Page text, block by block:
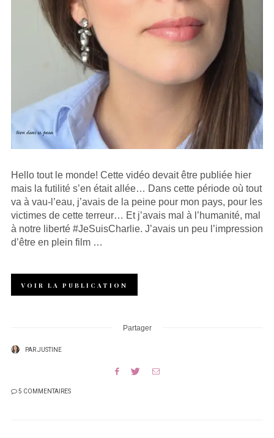
Hello tout le monde! Cette vidéo devait être publiée hier
mais la futilité s’en était allée… Dans cette période où tout
va à vau-l’eau, j’avais de la peine pour mon pays, pour les
victimes de cette terreur… Et j’avais mal à l’humanité, mal
à notre liberté #JeSuisCharlie. J’avais un peu l’impression
d’être en plein film …
VOIR LA PUBLICATION
Partager
PARJUSTINE
5 COMMENTAIRES